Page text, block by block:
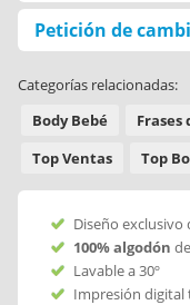
Petición de
Categorías relacionadas:
Body Bebé
Top Ventas
Top
Diseño exclusivo
100% algodón
Lavable a 30º
Impresión digital